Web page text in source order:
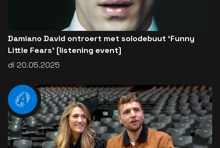
Damiano David ontroert met solodebuut ‘Funny
Little Fears’ [listening event]
di 20.05.2025